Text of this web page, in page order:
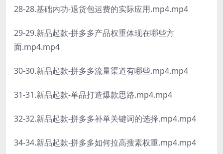
28-28.基础内功-退货包运费的实际应用.mp4.mp4
29-29.新品起款-拼多多产品权重体现在哪些方
面.mp4.mp4
30-30.新品起款-拼多多流量渠道有哪些.mp4.mp4
31-31.新品起款-单品打造爆款思路.mp4.mp4
32-32.新品起款-拼多多补单关键词的选择.mp4.mp4
34-34.新品起款-拼多多如何拉高搜素权重.mp4.mp4